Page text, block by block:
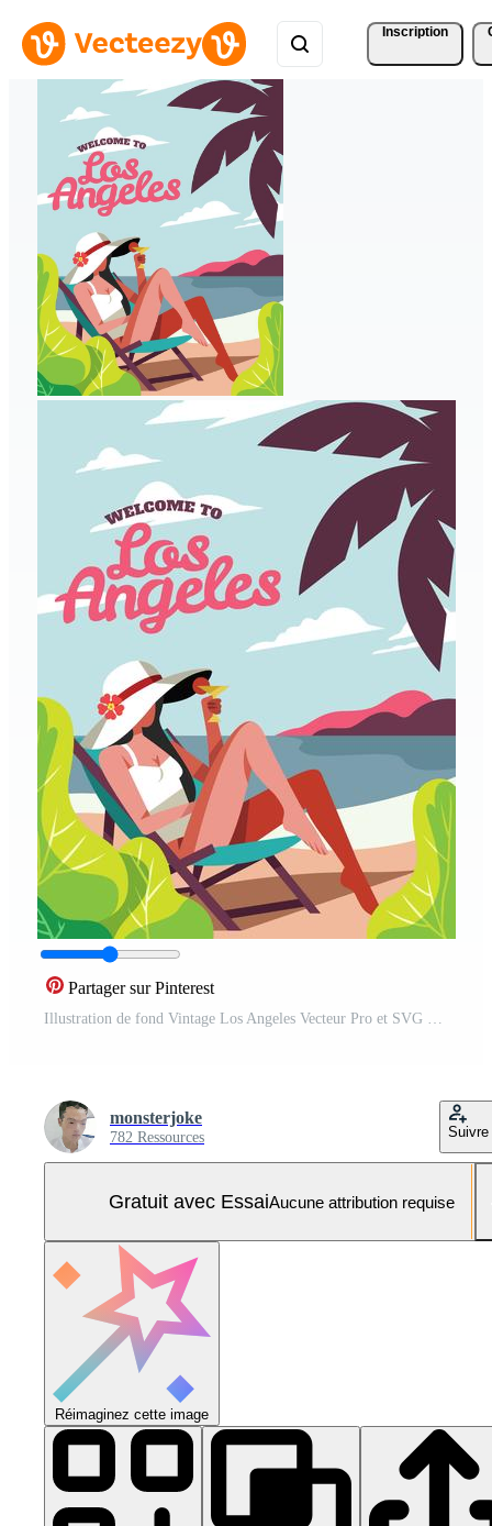
Inscription
Partager sur Pinterest
Illustration de fond Vintage Los Angeles Vecteur Pro et SVG Pro
monsterjoke
782 Ressources Suivre
Gratuit avec EssaiAucune attribution requise
Réimaginez cette image